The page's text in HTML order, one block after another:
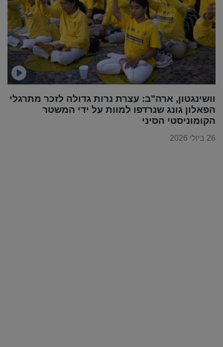
וושינגטון, ארה"ב: עצרת נרות גדולה לזכר מתרגלי
הפאלון גונג שנרדפו למוות על ידי המשטר
הקומוניסטי הסיני
26 ביולי 2026